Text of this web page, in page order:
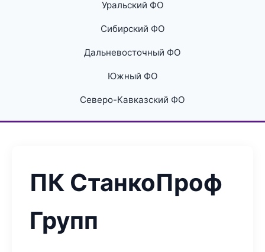
Уральский ФО
Сибирский ФО
Дальневосточный ФО
Южный ФО
Северо-Кавказский ФО
ПК СтанкоПроф
Групп